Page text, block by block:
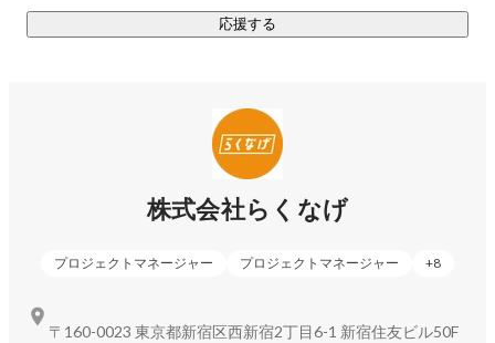
応援する
株式会社らくなげ
プロジェクトマネージャー プロジェクトマネージャー +8
〒160-0023 東京都新宿区西新宿2丁目6-1 新宿住友ビル50F